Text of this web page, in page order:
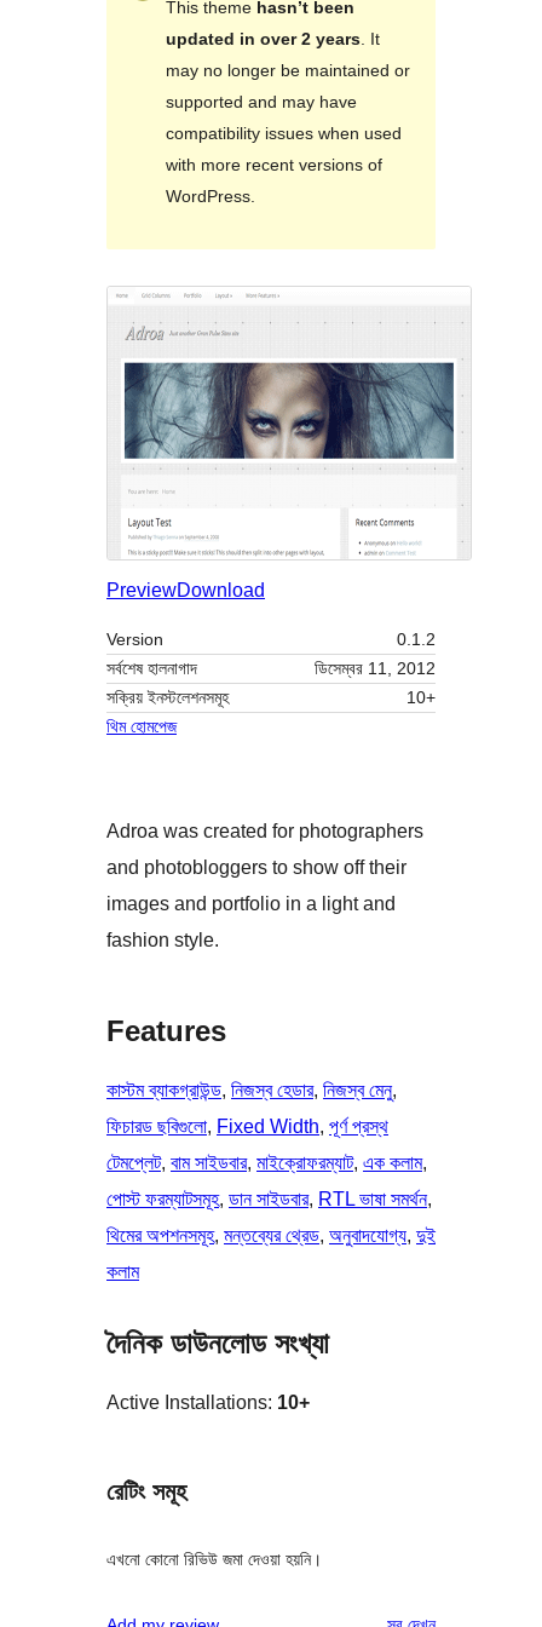
This theme hasn’t been
updated in over 2 years. It
may no longer be maintained or
supported and may have
compatibility issues when used
with more recent versions of
WordPress.
PreviewDownload
Version
0.1.2
সর্বশেষ হালনাগাদ
ডিসেম্বর 11, 2012
সক্রিয় ইনস্টলেশনসমূহ
10+
থিম হোমপেজ
Adroa was created for photographers
and photobloggers to show off their
images and portfolio in a light and
fashion style.
Features
কাস্টম ব্যাকগ্রাউন্ড, নিজস্ব হেডার, নিজস্ব মেনু
ফিচারড ছবিগুলো, Fixed Width, পূর্ণ প্রস্থ
টেমপ্লেট, বাম সাইডবার, মাইক্রোফরম্যাট, এক কলাম
পোস্ট ফরম্যাটসমূহ, ডান সাইডবার, RTL ভাষা সমর্থন
থিমের অপশনসমূহ, মন্তব্যের থ্রেড, অনুবাদযোগ্য, দুই
কলাম
দৈনিক ডাউনলোড সংখ্যা
Active Installations: 10+
রেটিং সমূহ
এখনো কোনো রিভিউ জমা দেওয়া হয়নি।
রিভিউ